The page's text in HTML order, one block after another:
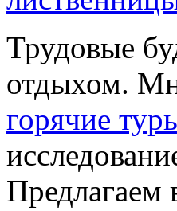
Трудовые
отдыхом.
горячие
Предлагаем